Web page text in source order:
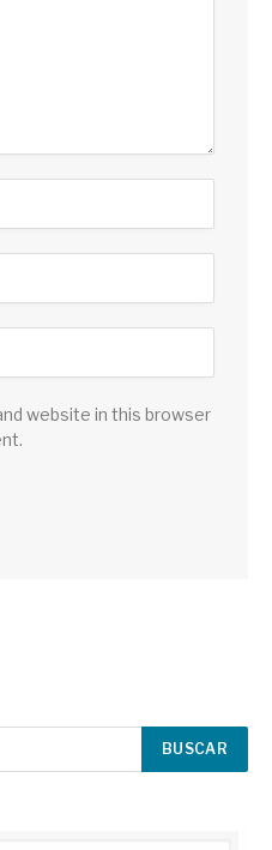
website in this browser